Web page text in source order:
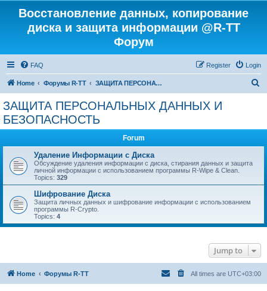
Восстановление данных, копирование
диска и защита информации @R-TT
Форум
FAQ Login
Register
Home Форумы R-TT ЗАЩИТА ПЕРСОНАЛЬНЫХ ДАННЫХ И БЕЗОПАСНОСТЬ
ЗАЩИТА ПЕРСОНАЛЬНЫХ ДАННЫХ И
БЕЗОПАСНОСТЬ
Forum
Удаление Информации с Диска
Обсуждение удаления информации с диска, стирания данных и защита
личной информации с использованием программы R-Wipe & Clean.
Topics: 329
Шифрование Диска
Защита личных данных и шифрование информации с использованием
программы R-Crypto.
Topics: 4
Jump to
Home Форумы R-TT All times are UTC+03:00